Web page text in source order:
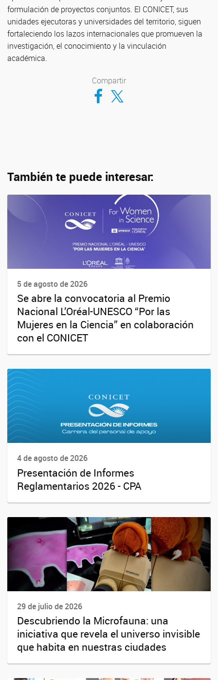
formulación de proyectos conjuntos. El CONICET, sus
unidades ejecutoras y universidades del territorio, siguen
fortaleciendo los lazos internacionales que promueven la
investigación, el conocimiento y la vinculación
académica.
Compartir
Compartir en Facebook
Compartir en Twitter
También te puede interesar:
5 de agosto de 2026
Se abre la convocatoria al Premio
Nacional L’Oréal-UNESCO “Por las
Mujeres en la Ciencia” en colaboración
con el CONICET
4 de agosto de 2026
Presentación de Informes
Reglamentarios 2026 - CPA
29 de julio de 2026
Descubriendo la Microfauna: una
iniciativa que revela el universo invisible
que habita en nuestras ciudades